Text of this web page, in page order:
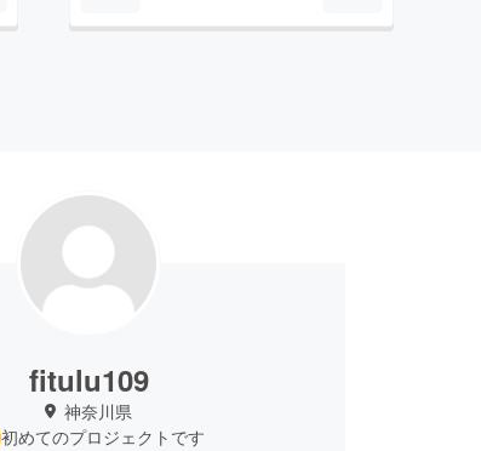
fitulu109
神奈川県
初めてのプロジェクトです